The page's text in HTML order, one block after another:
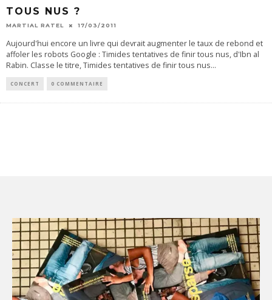
TOUS NUS ?
MARTIAL RATEL 17/03/2011
Aujourd'hui encore un livre qui devrait augmenter le taux de rebond et
affoler les robots Google : Timides tentatives de finir tous nus, d'Ibn al
Rabin. Classe le titre, Timides tentatives de finir tous nus...
CONCERT 0 COMMENTAIRE